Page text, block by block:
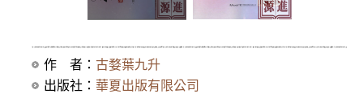
作 者： 古婺葉九升
出版社： 華夏出版有限公司